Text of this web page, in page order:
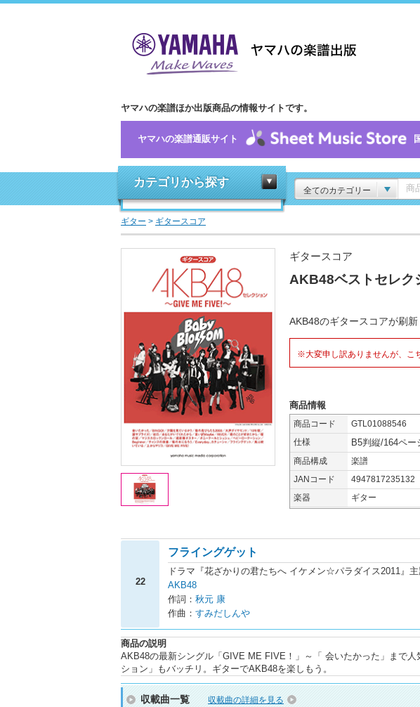
ヤマハの楽譜ほか出版商品の情報サイトです。
ヤマハの楽譜通販サイト
カテゴリから探す
全てのカテゴリー
ギター > ギタースコア
ギタースコア
AKB48ベストセレク
AKB48のギタースコアが刷
※大変申し訳ありませんが、こ
商品情報
商品コード GTL01088546
仕様
B5判縦/164ペー
商品構成
楽譜
JANコード
4947817235132
楽器
ギター
22
フライングゲット
ドラマ『花ざかりの君たちへ イケメン☆パラダイス2011』主
AKB48
作詞： 秋元 康
作曲： すみだしんや
商品の説明
AKB48の最新シングル「GIVE ME FIVE！」～「 会いたかった」まで
ション」もバッチリ。ギターでAKB48を楽しもう。
収載曲一覧 収載曲の詳細を見る